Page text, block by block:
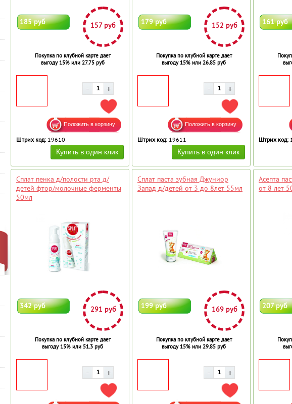
185 руб 157 руб
Покупка по клубной карте дает
выгоду 15% или 27.75 руб
ДОБАВИТЬ В ИЗБРАННОЕ
Штрих код: 19610
179 руб 152 руб
Покупка по клубной карте дает
выгоду 15% или 26.85 руб
ДОБАВИТЬ В ИЗБРАННОЕ
Штрих код: 19611
161 руб
Штрих код:
Сплат пенка д/полости рта д/
детей фтор/молочные ферменты
50мл
342 руб 291 руб
Покупка по клубной карте дает
выгоду 15% или 51.3 руб
ДОБАВИТЬ В ИЗБРАННОЕ
Сплат паста зубная Джуниор
Запад д/детей от 3 до 8лет 55мл
199 руб 169 руб
Покупка по клубной карте дает
выгоду 15% или 29.85 руб
ДОБАВИТЬ В ИЗБРАННОЕ
Асепта
от 8 лет
207 руб